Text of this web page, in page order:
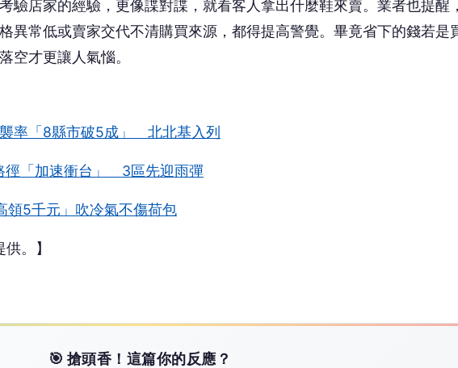
驗店家的經驗，更像諜對諜，就看客人拿出什麼鞋來賣。業者也提醒
異常低或賣家交代不清購買來源，都得提高警覺。畢竟省下的錢若是
空才更讓人氣惱。
率「8縣市破5成」 北北基入列
徑「加速衝台」 3區先迎雨彈
領5千元」吹冷氣不傷荷包
。】
🎯 搶頭香！這篇你的反應？